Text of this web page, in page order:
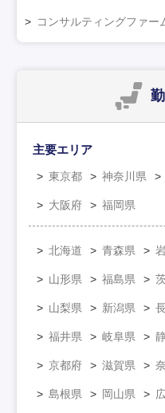
コンサルティングファー
主要エリア
東京都 神奈川県
大阪府 福岡県
北海道 青森県
山形県 福島県
山梨県 新潟県
福井県 岐阜県
京都府 滋賀県
島根県 岡山県